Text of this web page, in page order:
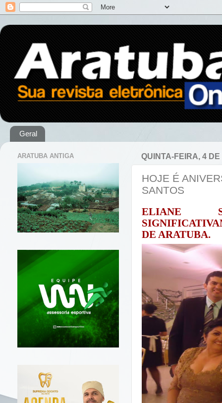
Geral
QUINTA-FEIRA, 4
HOJE É
SANTOS
ELIANE
DE ARATUBA.
ARATUBA ANTIGA